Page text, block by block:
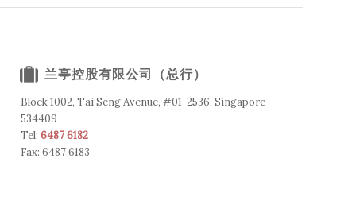
兰亭控股有限公司（总行）
Block 1002, Tai Seng Avenue, #01-2536, Singapore
534409
Tel:6487 6182
Fax: 6487 6183